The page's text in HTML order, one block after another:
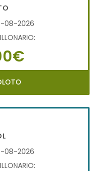
08-2026
08-2026